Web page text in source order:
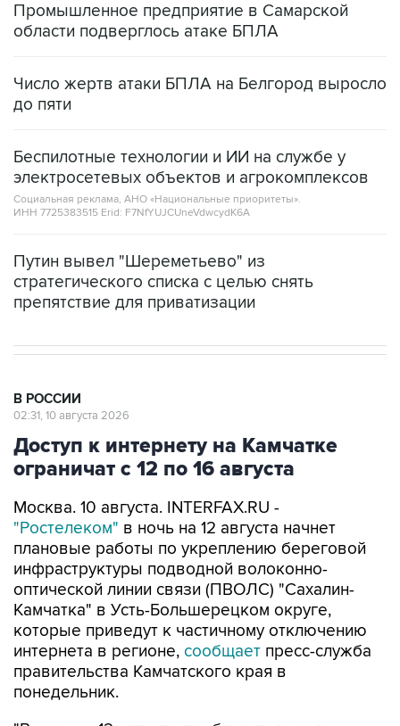
Промышленное предприятие в Самарской
области подверглось атаке БПЛА
Число жертв атаки БПЛА на Белгород выросло
до пяти
Беспилотные технологии и ИИ на службе у
электросетевых объектов и агрокомплексов
Социальная реклама, АНО «Национальные приоритеты».
ИНН 7725383515 Erid: F7NfYUJCUneVdwcydK6A
Путин вывел "Шереметьево" из
стратегического списка с целью снять
препятствие для приватизации
В РОССИИ
02:31, 10 августа 2026
Доступ к интернету на Камчатке
ограничат с 12 по 16 августа
Москва. 10 августа. INTERFAX.RU -
"Ростелеком" в ночь на 12 августа начнет
плановые работы по укреплению береговой
инфраструктуры подводной волоконно-
оптической линии связи (ПВОЛС) "Сахалин-
Камчатка" в Усть-Большерецком округе,
которые приведут к частичному отключению
интернета в регионе, сообщает пресс-служба
правительства Камчатского края в
понедельник.